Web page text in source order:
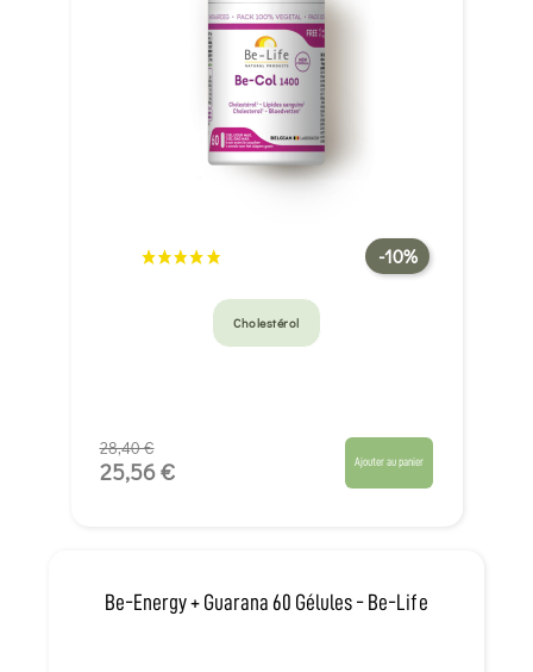
-10%
Cholestérol
28,40 €
25,56 € Ajouter au panier
Be-Energy + Guarana 60 Gélules - Be-Life